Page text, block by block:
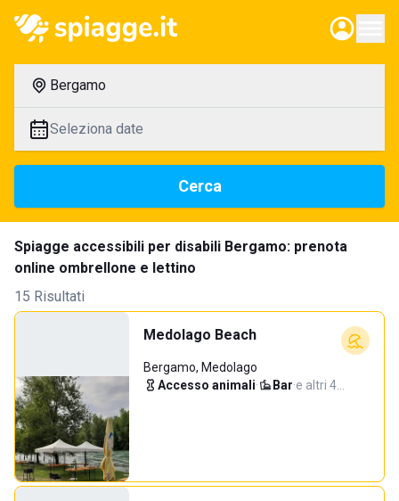
Bergamo
Seleziona date
Cerca
Spiagge accessibili per disabili Bergamo: prenota
online ombrellone e lettino
15 Risultati
Medolago Beach
Bergamo, Medolago
Accesso animali· Bar·e altri 4…